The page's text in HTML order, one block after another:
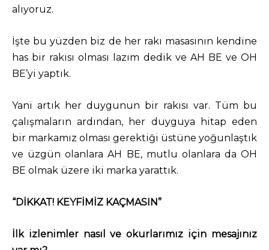
alıyoruz.
İşte bu yüzden biz de her rakı masasının kendine
has bir rakısı olması lazım dedik ve AH BE ve OH
BE’yi yaptık.
Yani artık her duygunun bir rakısı var. Tüm bu
çalışmaların ardından, her duyguya hitap eden
bir markamız olması gerektiği üstüne yoğunlaştık
ve üzgün olanlara AH BE, mutlu olanlara da OH
BE olmak üzere iki marka yarattık.
“DİKKAT! KEYFİMİZ KAÇMASIN”
İlk izlenimler nasıl ve okurlarımız için mesajınız